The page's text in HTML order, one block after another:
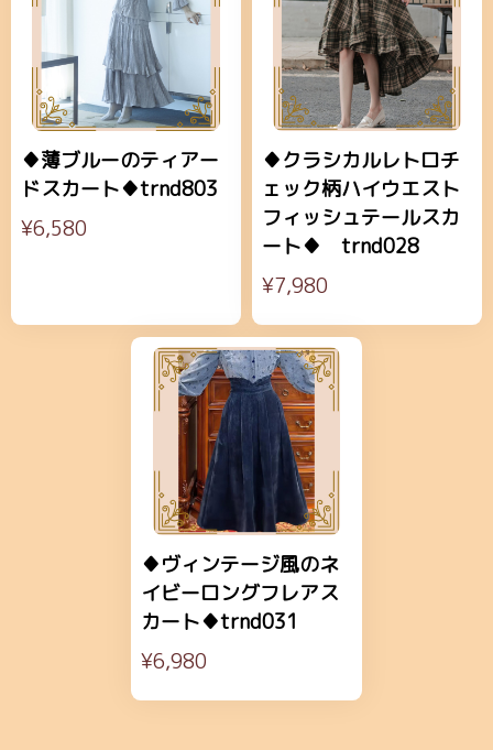
♦薄ブルーのティアー
ドスカート♦trnd803
¥6,580
♦クラシカルレトロチ
ェック柄ハイウエスト
フィッシュテールスカ
ート♦ trnd028
¥7,980
♦ヴィンテージ風のネ
イビーロングフレアス
カート♦trnd031
¥6,980